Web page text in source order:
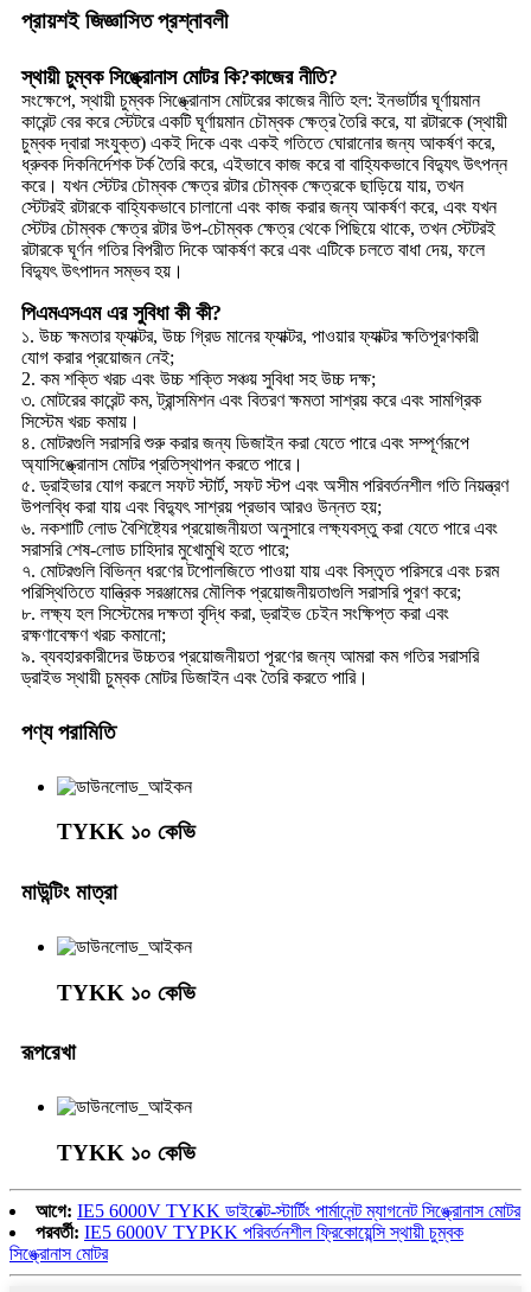
প্রায়শই জিজ্ঞাসিত প্রশ্নাবলী
স্থায়ী চুম্বক সিঙ্ক্রোনাস মোটর কি?কাজের নীতি?
সংক্ষেপে, স্থায়ী চুম্বক সিঙ্ক্রোনাস মোটরের কাজের নীতি হল: ইনভার্টার ঘূর্ণায়মান
কারেন্ট বের করে স্টেটরে একটি ঘূর্ণায়মান চৌম্বক ক্ষেত্র তৈরি করে, যা রটারকে (স্থায়ী
চুম্বক দ্বারা সংযুক্ত) একই দিকে এবং একই গতিতে ঘোরানোর জন্য আকর্ষণ করে,
ধ্রুবক দিকনির্দেশক টর্ক তৈরি করে, এইভাবে কাজ করে বা বাহ্যিকভাবে বিদ্যুৎ উৎপন্ন
করে। যখন স্টেটর চৌম্বক ক্ষেত্র রটার চৌম্বক ক্ষেত্রকে ছাড়িয়ে যায়, তখন
স্টেটরই রটারকে বাহ্যিকভাবে চালানো এবং কাজ করার জন্য আকর্ষণ করে, এবং যখন
স্টেটর চৌম্বক ক্ষেত্র রটার উপ-চৌম্বক ক্ষেত্র থেকে পিছিয়ে থাকে, তখন স্টেটরই
রটারকে ঘূর্ণন গতির বিপরীত দিকে আকর্ষণ করে এবং এটিকে চলতে বাধা দেয়, ফলে
বিদ্যুৎ উৎপাদন সম্ভব হয়।
পিএমএসএম এর সুবিধা কী কী?
১. উচ্চ ক্ষমতার ফ্যাক্টর, উচ্চ গ্রিড মানের ফ্যাক্টর, পাওয়ার ফ্যাক্টর ক্ষতিপূরণকারী
যোগ করার প্রয়োজন নেই;
2. কম শক্তি খরচ এবং উচ্চ শক্তি সঞ্চয় সুবিধা সহ উচ্চ দক্ষ;
৩. মোটরের কারেন্ট কম, ট্রান্সমিশন এবং বিতরণ ক্ষমতা সাশ্রয় করে এবং সামগ্রিক
সিস্টেম খরচ কমায়।
৪. মোটরগুলি সরাসরি শুরু করার জন্য ডিজাইন করা যেতে পারে এবং সম্পূর্ণরূপে
অ্যাসিঙ্ক্রোনাস মোটর প্রতিস্থাপন করতে পারে।
৫. ড্রাইভার যোগ করলে সফট স্টার্ট, সফট স্টপ এবং অসীম পরিবর্তনশীল গতি নিয়ন্ত্রণ
উপলব্ধি করা যায় এবং বিদ্যুৎ সাশ্রয় প্রভাব আরও উন্নত হয়;
৬. নকশাটি লোড বৈশিষ্ট্যের প্রয়োজনীয়তা অনুসারে লক্ষ্যবস্তু করা যেতে পারে এবং
সরাসরি শেষ-লোড চাহিদার মুখোমুখি হতে পারে;
৭. মোটরগুলি বিভিন্ন ধরণের টপোলজিতে পাওয়া যায় এবং বিস্তৃত পরিসরে এবং চরম
পরিস্থিতিতে যান্ত্রিক সরঞ্জামের মৌলিক প্রয়োজনীয়তাগুলি সরাসরি পূরণ করে;
৮. লক্ষ্য হল সিস্টেমের দক্ষতা বৃদ্ধি করা, ড্রাইভ চেইন সংক্ষিপ্ত করা এবং
রক্ষণাবেক্ষণ খরচ কমানো;
৯. ব্যবহারকারীদের উচ্চতর প্রয়োজনীয়তা পূরণের জন্য আমরা কম গতির সরাসরি
ড্রাইভ স্থায়ী চুম্বক মোটর ডিজাইন এবং তৈরি করতে পারি।
পণ্য পরামিতি
TYKK ১০ কেভি
মাউন্টিং মাত্রা
TYKK ১০ কেভি
রূপরেখা
TYKK ১০ কেভি
আগে: IE5 6000V TYKK ডাইরেক্ট-স্টার্টিং পার্মানেন্ট ম্যাগনেট সিঙ্ক্রোনাস মোটর
পরবর্তী: IE5 6000V TYPKK পরিবর্তনশীল ফ্রিকোয়েন্সি স্থায়ী চুম্বক
সিঙ্ক্রোনাস মোটর